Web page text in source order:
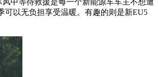
可以无负担享受温暖。有趣的则是新EU5